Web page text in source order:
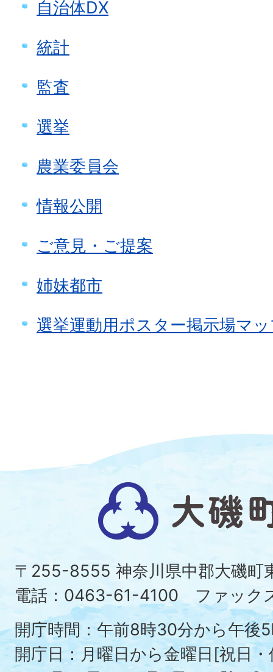
自治体DX
統計
監査
選挙
農業委員会
情報公開
ご意見・ご提案
姉妹都市
選挙運動用ポスター掲示場マ
大
磯
町
〒255-8555 神奈川県中郡大磯
電話：0463-61-4100 ファック
開庁時間：午前8時30分から午後
開庁日：月曜日から金曜日[祝日